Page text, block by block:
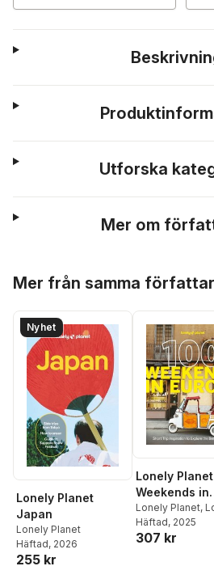
Utforska
Mer om
Mer från samma
Nyhet
Lonely Planet
Japan
Lonely Planet
Häftad, 2026
255 kr
Lonely
Weekends in
Europe
Lonely Planet,
Planet
Häftad, 2025
307 kr